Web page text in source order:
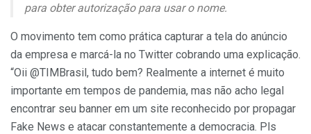
para obter autorização para usar o nome.
O movimento tem como prática capturar a tela do anúncio
da empresa e marcá-la no Twitter cobrando uma explicação.
“Oii @TIMBrasil, tudo bem? Realmente a internet é muito
importante em tempos de pandemia, mas não acho legal
encontrar seu banner em um site reconhecido por propagar
Fake News e atacar constantemente a democracia. Pls